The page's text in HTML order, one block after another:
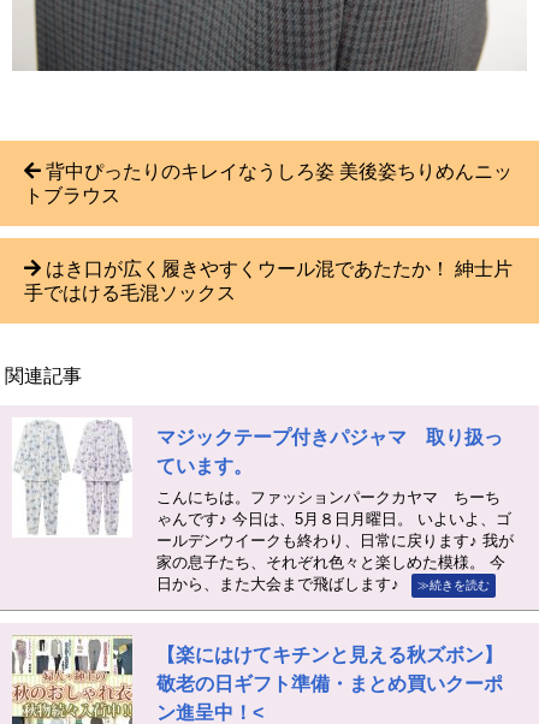
背中ぴったりのキレイなうしろ姿 美後姿ちりめんニッ
トブラウス
はき口が広く履きやすくウール混であたたか！ 紳士片
手ではける毛混ソックス
関連記事
マジックテープ付きパジャマ 取り扱っ
ています。
こんにちは。ファッションパークカヤマ ちーち
ゃんです♪ 今日は、5月８日月曜日。 いよいよ、ゴ
ールデンウイークも終わり、日常に戻ります♪ 我が
家の息子たち、それぞれ色々と楽しめた模様。 今
日から、また大会まで飛ばします♪
≫続きを読む
【楽にはけてキチンと見える秋ズボン】
敬老の日ギフト準備・まとめ買いクーポ
ン進呈中！<